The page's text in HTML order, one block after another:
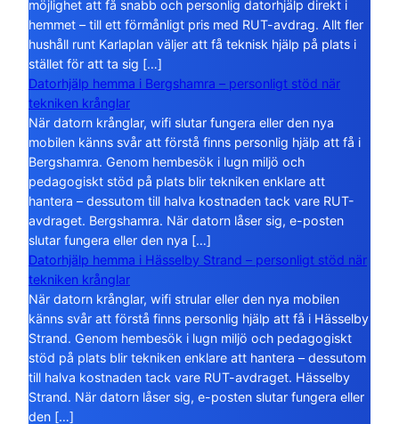
möjlighet att få snabb och personlig datorhjälp direkt i
hemmet – till ett förmånligt pris med RUT-avdrag. Allt fler
hushåll runt Karlaplan väljer att få teknisk hjälp på plats i
stället för att ta sig […]
Datorhjälp hemma i Bergshamra – personligt stöd när
tekniken krånglar
När datorn krånglar, wifi slutar fungera eller den nya
mobilen känns svår att förstå finns personlig hjälp att få i
Bergshamra. Genom hembesök i lugn miljö och
pedagogiskt stöd på plats blir tekniken enklare att
hantera – dessutom till halva kostnaden tack vare RUT-
avdraget. Bergshamra. När datorn låser sig, e-posten
slutar fungera eller den nya […]
Datorhjälp hemma i Hässelby Strand – personligt stöd när
tekniken krånglar
När datorn krånglar, wifi strular eller den nya mobilen
känns svår att förstå finns personlig hjälp att få i Hässelby
Strand. Genom hembesök i lugn miljö och pedagogiskt
stöd på plats blir tekniken enklare att hantera – dessutom
till halva kostnaden tack vare RUT-avdraget. Hässelby
Strand. När datorn låser sig, e-posten slutar fungera eller
den […]